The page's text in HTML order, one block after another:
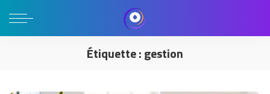
Étiquette :gestion